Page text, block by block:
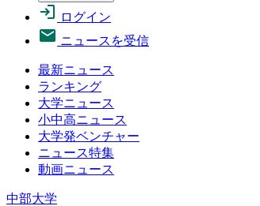
ログイン
ニュースを受信
最新ニュース
ランキング
大学ニュース
小中高ニュース
大学発ベンチャー
ニュース特集
動画ニュース
中部大学